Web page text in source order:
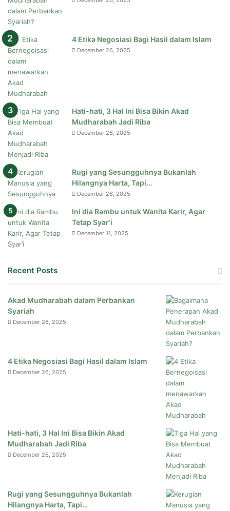
4 Etika Negosiasi Bagi Hasil dalam Islam
December 26, 2025
Hati-hati, 3 Hal Ini Bisa Bikin Akad
Mudharabah Jadi Riba
December 26, 2025
Rugi yang Sesungguhnya Bukanlah
Hilangnya Harta, Tapi…
December 26, 2025
Ini dia Rambu untuk Wanita Karir, Agar
Tetap Syar’i
December 11, 2025
Recent Posts
Akad Mudharabah dalam Perbankan
Syariah
December 26, 2025
4 Etika Negosiasi Bagi Hasil dalam Islam
December 26, 2025
Hati-hati, 3 Hal Ini Bisa Bikin Akad
Mudharabah Jadi Riba
December 26, 2025
Rugi yang Sesungguhnya Bukanlah
Hilangnya Harta, Tapi…